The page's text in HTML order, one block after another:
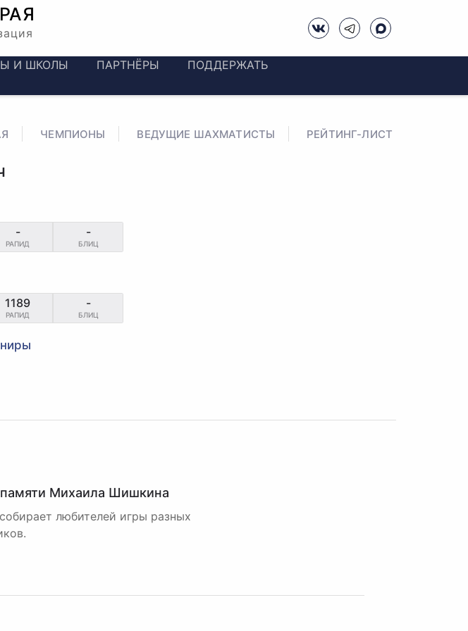
И ШКОЛЫ ПАРТНЁРЫ ПОДДЕРЖАТЬ
ЧЕМПИОНЫ ВЕДУЩИЕ ШАХМАТИСТЫ РЕЙТИНГ-ЛИСТ
-
РАПИД
-
БЛИЦ
1189
РАПИД
-
БЛИЦ
Михаила Шишкина
любителей игры разных